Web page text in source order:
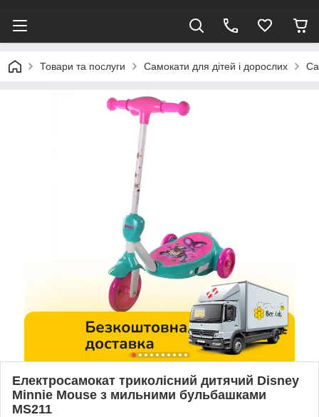
Товари та послуги Самокати для дітей і дорослих
Електросамокат триколісний дитячий Disney
Minnie Mouse з мильними бульбашками
MS211